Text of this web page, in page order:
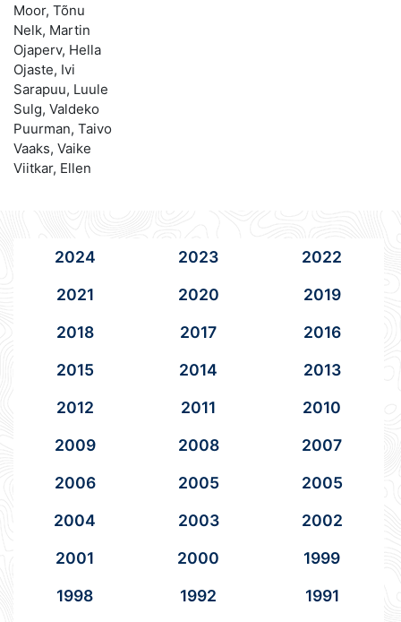
Moor, Tõnu
Nelk, Martin
Ojaperv, Hella
Ojaste, Ivi
Sarapuu, Luule
Sulg, Valdeko
Puurman, Taivo
Vaaks, Vaike
Viitkar, Ellen
2024 2023
2022
2021
2020
2019
2018
2017
2016
2015
2014
2013
2012
2011
2010
2009
2008
2007
2006
2005
2005
2004
2003
2002
2001
2000
1999
1998
1992
1991